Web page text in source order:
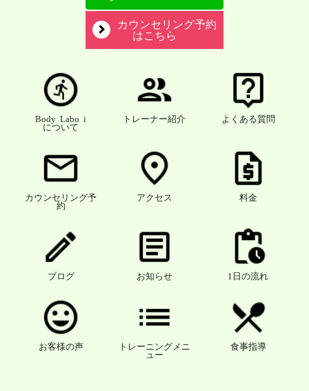
カウンセリング予約
はこちら
Body Labo i
について
トレーナー紹介 よくある質問
カウンセリング予
約
アクセス 料金
ブログ お知らせ 1日の流れ
お客様の声
トレーニングメニ
ュー
食事指導